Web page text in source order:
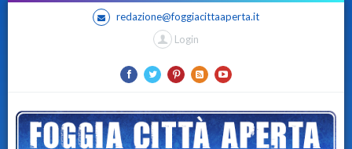
redazione@foggiacittaaperta.it
Login